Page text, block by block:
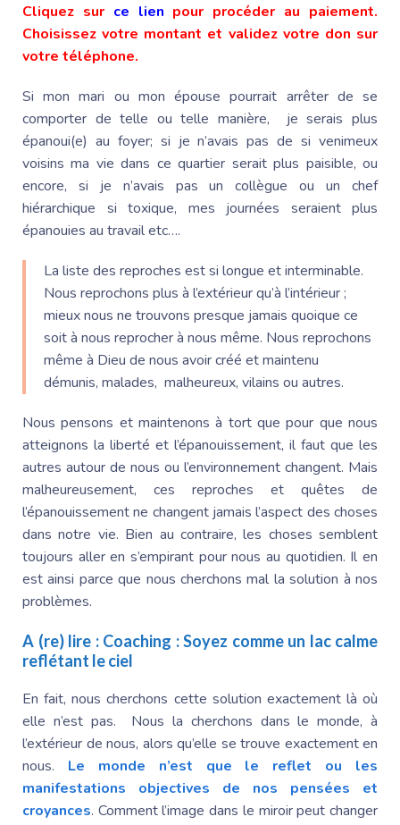
Cliquez sur ce lien pour procéder au paiement.
Choisissez votre montant et validez votre don sur
votre téléphone.
Si mon mari ou mon épouse pourrait arrêter de se
comporter de telle ou telle manière, je serais plus
épanoui(e) au foyer; si je n’avais pas de si venimeux
voisins ma vie dans ce quartier serait plus paisible, ou
encore, si je n’avais pas un collègue ou un chef
hiérarchique si toxique, mes journées seraient plus
épanouies au travail etc….
La liste des reproches est si longue et interminable.
Nous reprochons plus à l’extérieur qu’à l’intérieur ;
mieux nous ne trouvons presque jamais quoique ce
soit à nous reprocher à nous même. Nous reprochons
même à Dieu de nous avoir créé et maintenu
démunis, malades, malheureux, vilains ou autres.
Nous pensons et maintenons à tort que pour que nous
atteignons la liberté et l’épanouissement, il faut que les
autres autour de nous ou l’environnement changent. Mais
malheureusement, ces reproches et quêtes de
l’épanouissement ne changent jamais l’aspect des choses
dans notre vie. Bien au contraire, les choses semblent
toujours aller en s’empirant pour nous au quotidien. Il en
est ainsi parce que nous cherchons mal la solution à nos
problèmes.
A (re) lire : Coaching : Soyez comme un lac calme
reflétant le ciel
En fait, nous cherchons cette solution exactement là où
elle n’est pas. Nous la cherchons dans le monde, à
l’extérieur de nous, alors qu’elle se trouve exactement en
nous. Le monde n’est que le reflet ou les
manifestations objectives de nos pensées et
croyances. Comment l’image dans le miroir peut changer